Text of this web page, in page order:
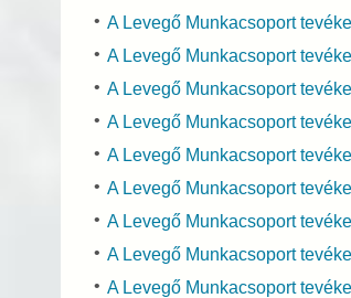
A Levegő Munkacsoport
A Levegő Munkacsoport
A Levegő Munkacsoport
A Levegő Munkacsoport
A Levegő Munkacsoport
A Levegő Munkacsoport
A Levegő Munkacsoport
A Levegő Munkacsoport
A Levegő Munkacsoport